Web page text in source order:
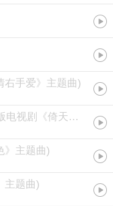
右手爱》主题曲)
倚天屠龙记》片尾曲
》主题曲)
主题曲)